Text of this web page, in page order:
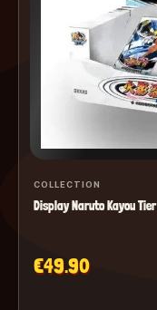
COLLECTION
Display Naruto Kayou
€49.90